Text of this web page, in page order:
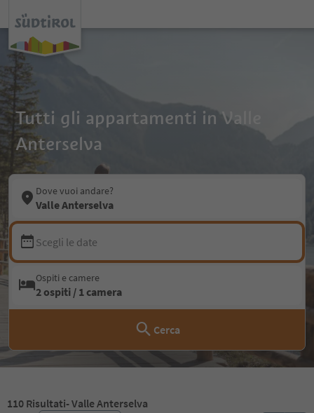
Tutti gli appartamenti in Valle
Anterselva
Dove vuoi andare?
Valle Anterselva
Scegli le date
Ospiti e camere
2 ospiti / 1 camera
Cerca
110 Risultati- Valle Anterselva